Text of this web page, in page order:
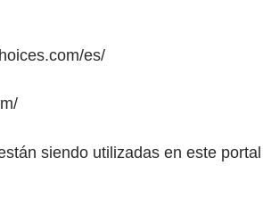
es/
siendo utilizadas en este